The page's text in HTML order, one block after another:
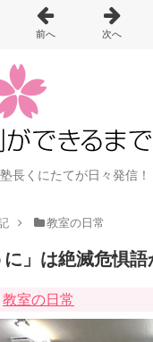
長くにたてが日々発信！
教室の日常
に」は絶滅危惧語
教室の日常